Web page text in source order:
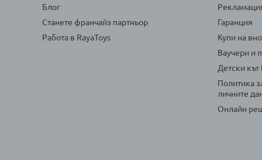
Блог
Станете франчайз партньор
Работа в RayaToys
Гаранция
Купи на
Ваучери и
Детски кът
Политика
личните
Онлайн